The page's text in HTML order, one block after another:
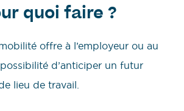
quoi faire ?
offre à l’employeur ou au
d’anticiper un futur
lieu de travail.